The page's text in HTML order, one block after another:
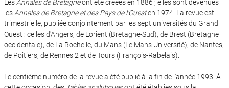
Les Annales de Bretagneont été créées en 1886 ; elles sont devenues
les Annales de Bretagne et des Pays de l'Ouesten 1974. La revue est
trimestrielle, publiée conjointement par les sept universités du Grand
Ouest : celles d'Angers, de Lorient (Bretagne-Sud), de Brest (Bretagne
occidentale), de La Rochelle, du Mans (Le Mans Université), de Nantes,
de Poitiers, de Rennes 2 et de Tours (François-Rabelais).
Le centième numéro de la revue a été publié à la fin de l'année 1993. À